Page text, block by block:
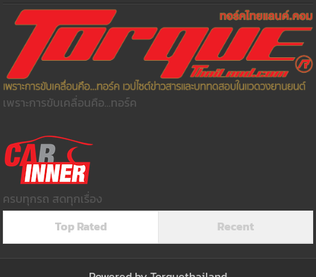
เพราะการขับเคลื่อนคือ...ทอร์ค
ครบทุกรถ สดทุกเรื่อง
Top Rated
Recent